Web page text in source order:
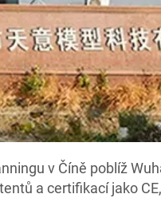
v Číně poblíž
a certifikací jako CE,